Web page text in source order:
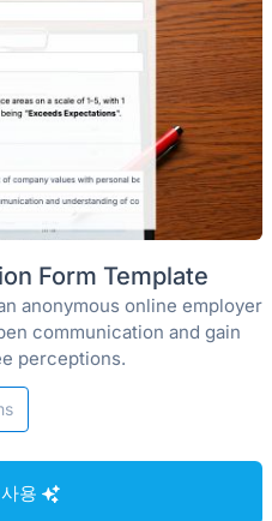
Form Template
anonymous online employer
communication and gain
perceptions.
용